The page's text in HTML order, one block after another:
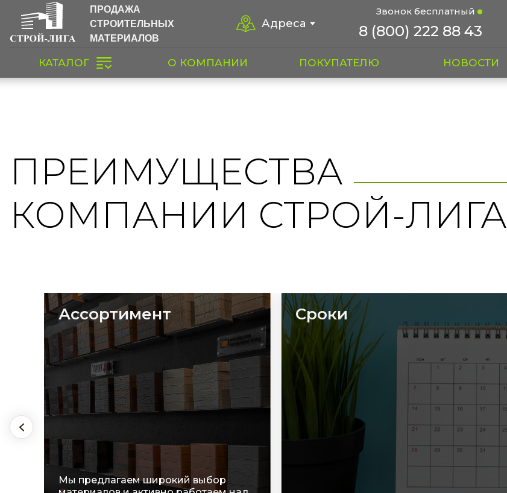
ПРОДАЖА
СТРОИТЕЛЬНЫХ
МАТЕРИАЛОВ
Адреса
Звонок бесплатный
8 (800) 222 88 43
КАТАЛОГ О КОМПАНИИ ПОКУПАТЕЛЮ НОВОСТИ
ПРЕИМУЩЕСТВА
КОМПАНИИ СТРОЙ-ЛИГА
Ассортимент
Мы предлагаем широкий выбор
Сроки